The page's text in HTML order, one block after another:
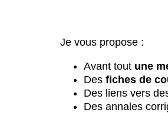
Je vous propose :
Avant tout une
Des fiches de
Des liens vers
Des annales